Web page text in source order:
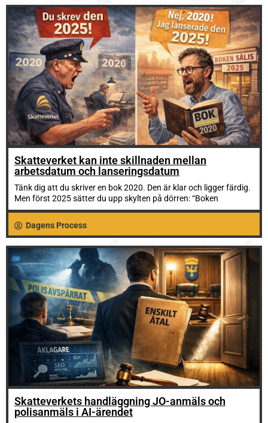
Skatteverket kan inte skillnaden mellan
arbetsdatum och lanseringsdatum
Tänk dig att du skriver en bok 2020. Den är klar och ligger färdig.
Men först 2025 sätter du upp skylten på dörren: “Boken
Dagens Process
Skatteverkets handläggning JO-anmäls och
polisanmäls i AI-ärendet